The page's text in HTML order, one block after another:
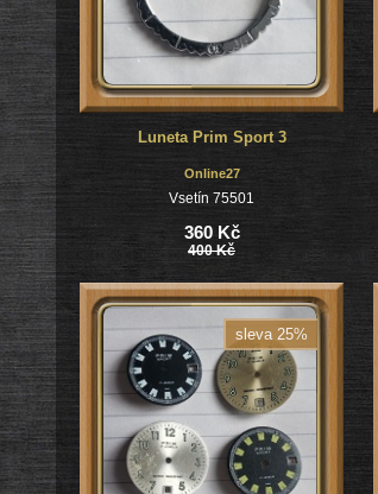
Luneta Prim Sport 3
Online27
Vsetín 75501
360 Kč
400 Kč
sleva 25%